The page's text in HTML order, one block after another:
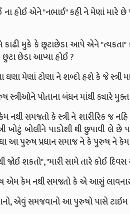
ના હોઈ એને "નભાઈ" કહી ને મેણાં
ને કાઢી મુકે કે છૂટાછેડા આપે એને
છુટા છેડા આપ્યા હોઈ ?
મેણાં ટોણા ને શબ્દો હશે કે જે સ્ત્રી
સ્ત્રીઓને પોતાના બંધન માંથી ક્યારે
સમજતો કે સ્ત્રી ને શારીરિક જ
ખોટું બોલીને પાડોશી થી છુપાવી
આ પુરુષ પ્રધાન સમાજ ને કે પુરુષ ને કેમ
જોઈ શકતો", "મારી સામે તારે કોઈ
એમ કેમ નથી સમજતો કે એ આસું
એવું સમજવાનો આ પુરુષો પાસે